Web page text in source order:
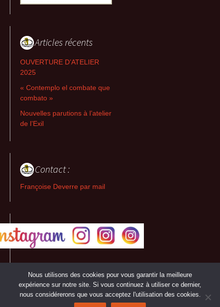
Articles récents
OUVERTURE D’ATELIER
2025
« Contemplo el combate que
combato »
Nouvelles parutions à l’atelier
de l’Exil
Contact :
Françoise Deverre par mail
Nous utilisons des cookies pour vous garantir la meilleure
expérience sur notre site. Si vous continuez à utiliser ce dernier,
nous considérerons que vous acceptez l'utilisation des cookies.